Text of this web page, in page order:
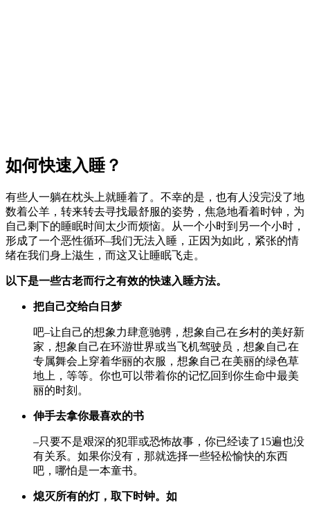
如何快速入睡？
有些人一躺在枕头上就睡着了。不幸的是，也有人没完没了地
数着公羊，转来转去寻找最舒服的姿势，焦急地看着时钟，为
自己剩下的睡眠时间太少而烦恼。从一个小时到另一个小时，
形成了一个恶性循环–我们无法入睡，正因为如此，紧张的情
绪在我们身上滋生，而这又让睡眠飞走。
以下是一些古老而行之有效的快速入睡方法。
把自己交给白日梦
吧–让自己的想象力肆意驰骋，想象自己在乡村的美好新
家，想象自己在环游世界或当飞机驾驶员，想象自己在
专属舞会上穿着华丽的衣服，想象自己在美丽的绿色草
地上，等等。你也可以带着你的记忆回到你生命中最美
丽的时刻。
伸手去拿你最喜欢的书
–只要不是艰深的犯罪或恐怖故事，你已经读了15遍也没
有关系。如果你没有，那就选择一些轻松愉快的东西
吧，哪怕是一本童书。
熄灭所有的灯，取下时钟。如